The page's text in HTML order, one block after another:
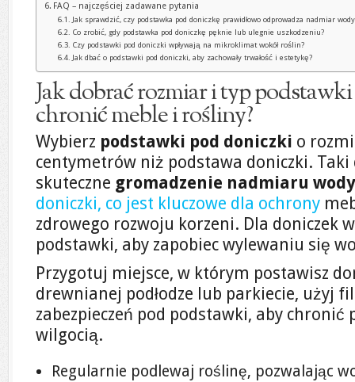
FAQ – najczęściej zadawane pytania
Jak sprawdzić, czy podstawka pod doniczkę prawidłowo odprowadza nadmiar
Co zrobić, gdy podstawka pod doniczkę pęknie lub ulegnie uszkodzeniu?
Czy podstawki pod doniczki wpływają na mikroklimat wokół roślin?
Jak dbać o podstawki pod doniczki, aby zachowały trwałość i estetykę?
Jak dobrać rozmiar i typ
chronić meble i rośliny?
Wybierz podstawki pod doniczki o
centymetrów niż podstawa doniczki. Taki
skuteczne gromadzenie nadmiaru wody
doniczki, co jest kluczowe dla ochrony
zdrowego rozwoju korzeni. Dla doniczek
podstawki, aby zapobiec wylewaniu się
Przygotuj miejsce, w którym postawisz
drewnianej podłodze lub parkiecie, użyj
zabezpieczeń pod podstawki, aby chronić
wilgocią.
Regularnie podlewaj roślinę, pozwalając